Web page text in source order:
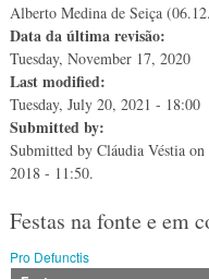
Alberto Medina de Seiça
Data da última revisão:
Tuesday, November 17, 2020
Last modified:
Tuesday, July 20, 2021 - 18:00
Submitted by:
Submitted by Cláudia Véstia on
2018 - 11:50.
Festas na fonte e em
Pro Defunctis